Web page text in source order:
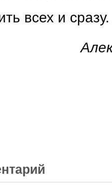
всех и сразу.